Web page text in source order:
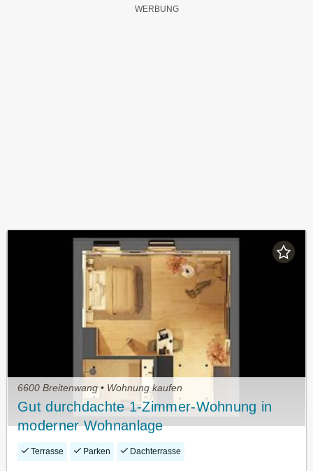
6600 Breitenwang • Wohnung kaufen
Gut durchdachte 1-Zimmer-Wohnung in
moderner Wohnanlage
Terrasse Parken Dachterrasse